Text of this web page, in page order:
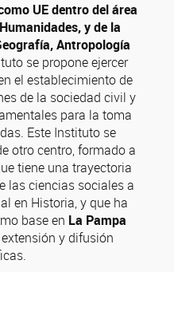
UE dentro del área
y de la
Antropología
se propone ejercer
el establecimiento de
de la sociedad civil y
para la toma
Este Instituto se
otro centro, formado a
tiene una trayectoria
las ciencias sociales a
en Historia, y que ha
base en La Pampa
y difusión